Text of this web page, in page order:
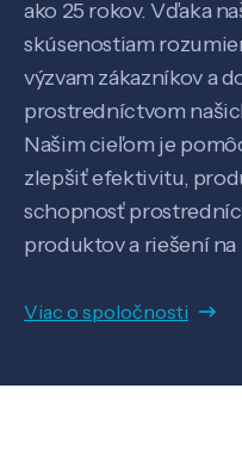
ako 25 rokov. Vďaka
skúsenostiam
výzvam zákazníkov a
prostredníctvom
Našim cieľom je
zlepšiť efektivitu,
schopnosť
produktov a riešení na
Viac o spoločnosti